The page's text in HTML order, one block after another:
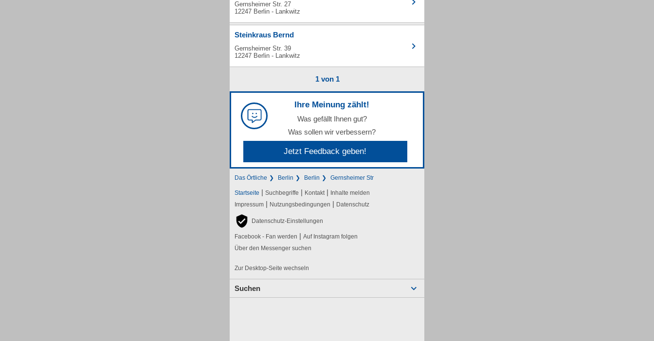
Gernsheimer Str. 27
12247 Berlin - Lankwitz
Steinkraus Bernd
Gernsheimer Str. 39
12247 Berlin - Lankwitz
1 von 1
Ihre Meinung zählt!
Was gefällt Ihnen gut?
Was sollen wir verbessern?
Jetzt Feedback geben!
Das Örtliche Berlin Berlin Gernsheimer Str
Startseite | Suchbegriffe | Kontakt | Inhalte melden
Impressum | Nutzungsbedingungen | Datenschutz
Datenschutz-Einstellungen
Facebook - Fan werden | Auf Instagram folgen
Über den Messenger suchen
Zur Desktop-Seite wechseln
Suchen